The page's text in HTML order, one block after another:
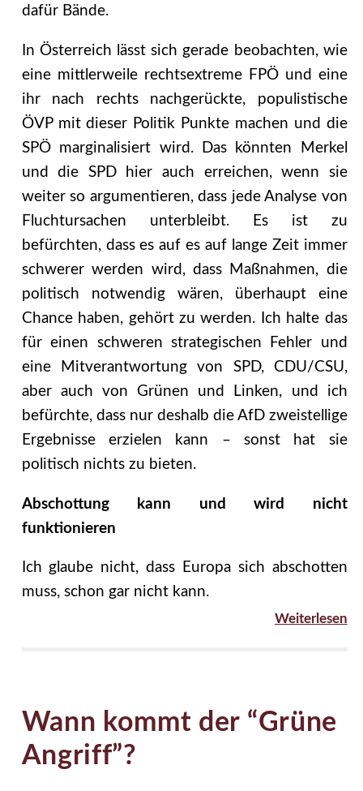
dafür Bände.
In Österreich lässt sich gerade beobachten, wie
eine mittlerweile rechtsextreme FPÖ und eine
ihr nach rechts nachgerückte, populistische
ÖVP mit dieser Politik Punkte machen und die
SPÖ marginalisiert wird. Das könnten Merkel
und die SPD hier auch erreichen, wenn sie
weiter so argumentieren, dass jede Analyse von
Fluchtursachen unterbleibt. Es ist zu
befürchten, dass es auf es auf lange Zeit immer
schwerer werden wird, dass Maßnahmen, die
politisch notwendig wären, überhaupt eine
Chance haben, gehört zu werden. Ich halte das
für einen schweren strategischen Fehler und
eine Mitverantwortung von SPD, CDU/CSU,
aber auch von Grünen und Linken, und ich
befürchte, dass nur deshalb die AfD zweistellige
Ergebnisse erzielen kann – sonst hat sie
politisch nichts zu bieten.
Abschottung kann und wird nicht
funktionieren
Ich glaube nicht, dass Europa sich abschotten
muss, schon gar nicht kann.
Weiterlesen
Wann kommt der “Grüne
Angriff”?